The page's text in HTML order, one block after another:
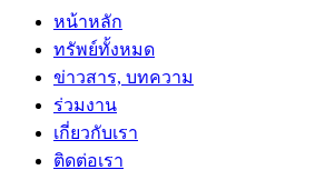
หน้าหลัก
ทรัพย์ทั้งหมด
ข่าวสาร, บทความ
ร่วมงาน
เกี่ยวกับเรา
ติดต่อเรา